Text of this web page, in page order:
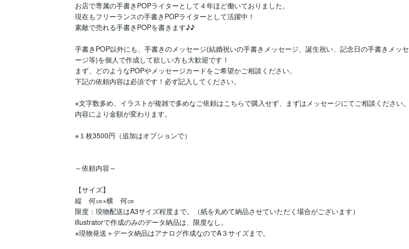
お店で専属の手書きPOPライターとして４年ほど働いておりました。
現在もフリーランスの手書きPOPライターとして活躍中！
素敵で売れる手書きPOPを書きます♪♪
手書きPOP以外にも、手書きのメッセージ(結婚祝いの手書きメッセージ、誕生祝い、記念日の手書きメッセ
ージ等)を個人で作成して欲しい方も大歓迎です！
まず、どのようなPOPやメッセージカードをご希望かご相談ください。
下記の依頼内容は必須です！必ず記入してください。
※文字数多め、イラストが複雑で多めなご依頼はこちらで購入せず、まずはメッセージにてご相談ください。
内容により金額が変わります。
※１枚3500円（追加はオプションで）
～依頼内容～
【サイズ】
縦　何㎝×横　何㎝
限度：現物配送はA3サイズ程度まで。（紙を丸めて納品させていただく場合がございます）
illustratorで作成のみのデータ納品は、限度なし。
※現物発送＋データ納品はアナログ作成なのでA３サイズまで。